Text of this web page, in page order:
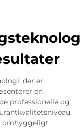
der er
en
professionelle og
omhyggeligt